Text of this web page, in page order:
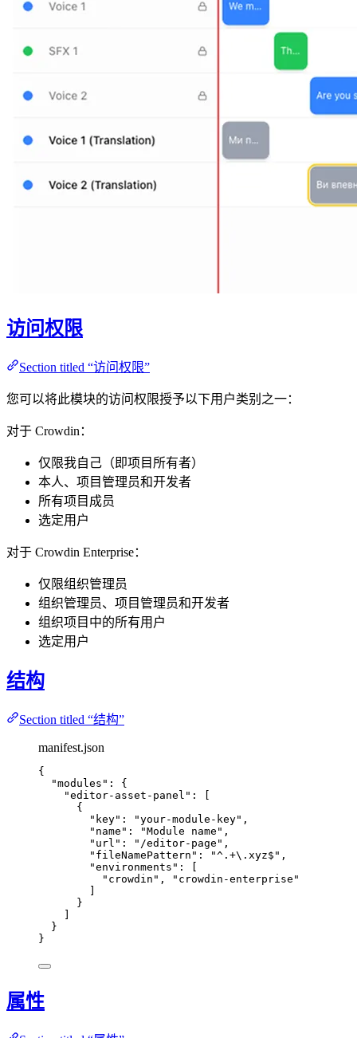
访问权限
Section titled “访问权限”
您可以将此模块的访问权限授予以下用户类别之一：
对于 Crowdin：
仅限我自己（即项目所有者）
本人、项目管理员和开发者
所有项目成员
选定用户
对于 Crowdin Enterprise：
仅限组织管理员
组织管理员、项目管理员和开发者
组织项目中的所有用户
选定用户
结构
Section titled “结构”
manifest.json
{
"modules" : {
"editor-asset-panel" : [
{
"key" : "your-module-key" ,
"name" : "Module name " ,
"url" : " /editor-page " ,
"fileNamePattern" : "^.+\. xyz$ " ,
"environments" : [
" crowdin " , " crowdin-enterprise "
}
}
}
属性